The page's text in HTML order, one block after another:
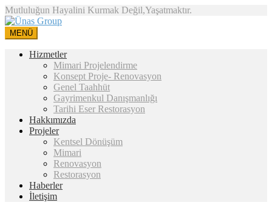
Mutluluğun Hayalini Kurmak Değil,Yaşatmaktır.
MENÜ
Hizmetler
Mimari Projelendirme
Konsept Proje- Renovasyon
Genel Taahhüt
Gayrimenkul Danışmanlığı
Tarihi Eser Restorasyon
Hakkımızda
Projeler
Kentsel Dönüşüm
Mimari
Renovasyon
Restorasyon
Haberler
İletişim